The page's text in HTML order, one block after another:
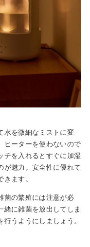
水を微細なミストに変
ヒーターを使わないので
チを入れるとすぐに加湿
が魅力。安全性に優れて
ます。
菌の繁殖には注意が必
緒に雑菌を放出してしま
うようにしましょう。